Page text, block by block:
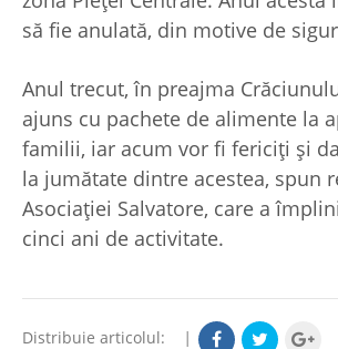
să fie anulată, din motive de
Anul trecut, în preajma
ajuns cu pachete de alimente la
familii, iar acum vor fi fericiți și
la jumătate dintre acestea, spun
Asociației Salvatore, care a
cinci ani de activitate.
Distribuie articolul: |